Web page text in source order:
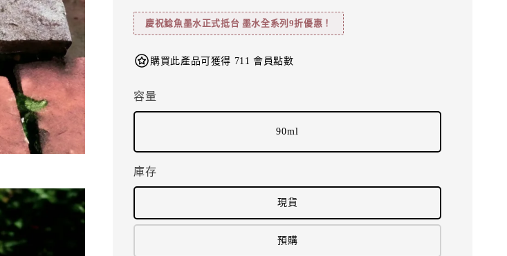
慶祝鯰魚墨水正式抵台 墨水全系列9折優惠！
購買此產品可獲得 711 會員點數
容量
90ml
庫存
現貨
預購